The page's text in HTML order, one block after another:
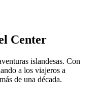
Center
islandesas. Con
a los viajeros a
de una década.